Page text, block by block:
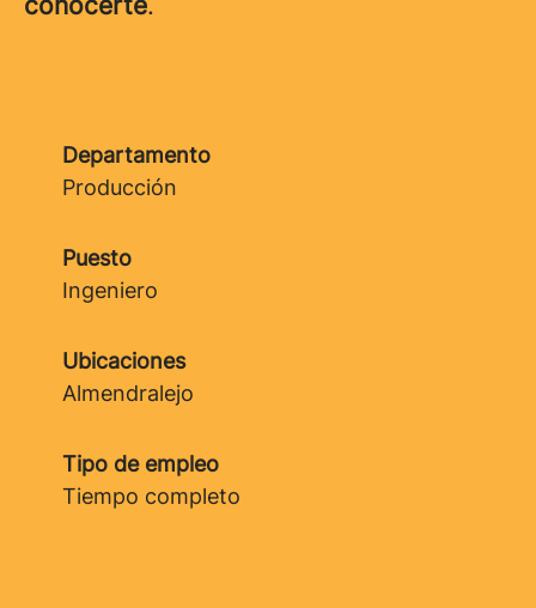
Departamento
Producción
Puesto
Ingeniero
Ubicaciones
Almendralejo
Tipo de empleo
Tiempo completo